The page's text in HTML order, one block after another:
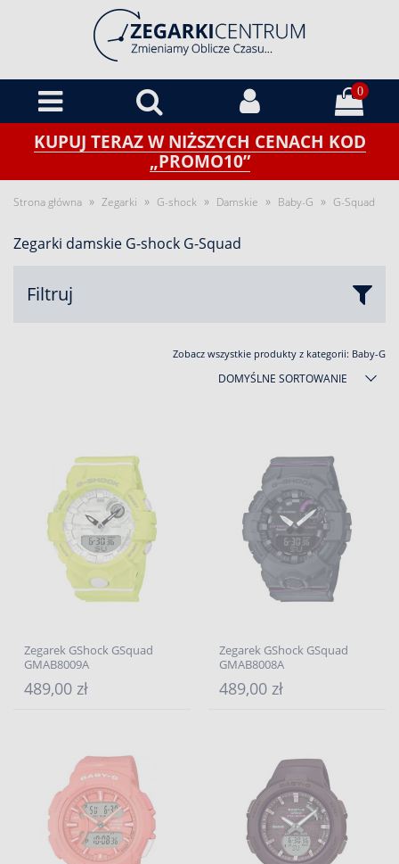
0
KUPUJ TERAZ W NIŻSZYCH CENACH KOD
„PROMO10”
Strona główna » Zegarki » G-shock » Damskie » Baby-G » G-Squad
Zegarki damskie G-shock G-Squad
Filtruj
Zobacz wszystkie produkty z kategorii: Baby-G
DOMYŚLNE SORTOWANIE
Zegarek GShock GSquad
GMAB8009A
489,00 zł
Zegarek GShock GSquad
GMAB8008A
489,00 zł